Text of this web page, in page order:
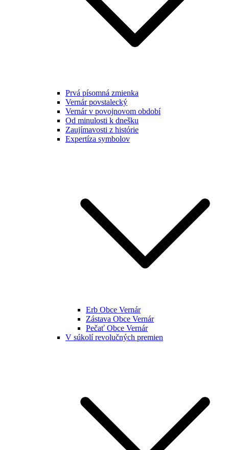
Prvá písomná zmienka
Vernár povstalecký
Vernár v povojnovom období
Od minulosti k dnešku
Zaujímavosti z histórie
Expertíza symbolov
Erb Obce Vernár
Zástava Obce Vernár
Pečať Obce Vernár
V súkolí revolučných premien